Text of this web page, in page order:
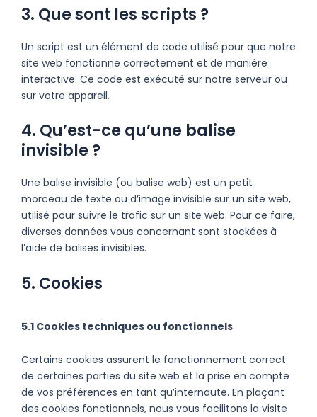
3. Que sont les scripts ?
Un script est un élément de code utilisé pour que notre
site web fonctionne correctement et de manière
interactive. Ce code est exécuté sur notre serveur ou
sur votre appareil.
4. Qu’est-ce qu’une balise
invisible ?
Une balise invisible (ou balise web) est un petit
morceau de texte ou d’image invisible sur un site web,
utilisé pour suivre le trafic sur un site web. Pour ce faire,
diverses données vous concernant sont stockées à
l’aide de balises invisibles.
5. Cookies
5.1 Cookies techniques ou fonctionnels
Certains cookies assurent le fonctionnement correct
de certaines parties du site web et la prise en compte
de vos préférences en tant qu’internaute. En plaçant
des cookies fonctionnels, nous vous facilitons la visite